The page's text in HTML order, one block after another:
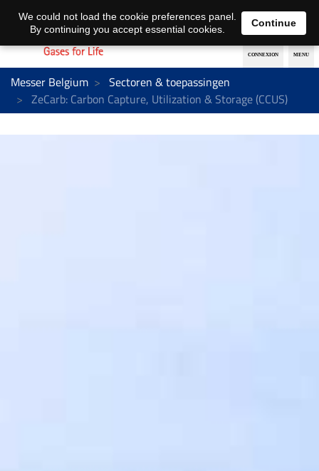
Nederlands français
Messer Belgium
Sectoren & toepassingen
ZeCarb: Carbon Capture, Utilization & Storage (CCUS)
We could not load the cookie preferences panel.
By continuing you accept essential cookies.
Continue